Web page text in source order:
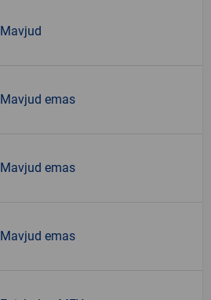
Mavjud
Mavjud emas
Mavjud emas
Mavjud emas